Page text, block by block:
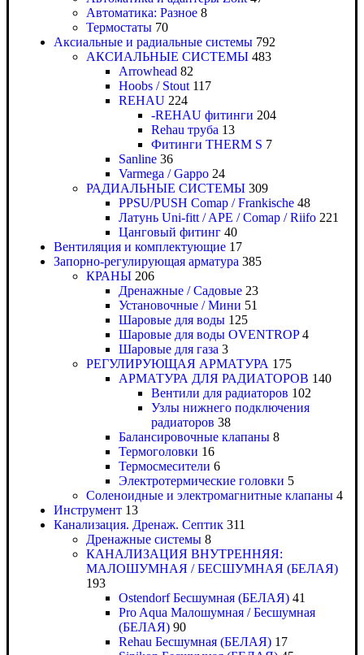
Автоматика: Разное 8
Термостаты 70
Аксиальные и радиальные системы 792
АКСИАЛЬНЫЕ СИСТЕМЫ 483
Arrowhead 82
Hoobs / Stout 117
REHAU 224
-REHAU фитинги 204
Rehau труба 13
Фитинги THERM S 7
Sanline 36
Varmega / Gappo 24
РАДИАЛЬНЫЕ СИСТЕМЫ 309
PPSU/PUSH Comap / Frankische 48
Латунь Uni-fitt / APE / Comap / Riifo 221
Цанговый фитинг 40
Вентиляция и комплектующие 17
Запорно-регулирующая арматура 385
КРАНЫ 206
Дренажные / Садовые 23
Установочные / Мини 51
Шаровые для воды 125
Шаровые для воды OVENTROP 4
Шаровые для газа 3
РЕГУЛИРУЮЩАЯ АРМАТУРА 175
АРМАТУРА ДЛЯ РАДИАТОРОВ 140
Вентили для радиаторов 102
Узлы нижнего подключения
радиаторов 38
Балансировочные клапаны 8
Термоголовки 16
Термосмесители 6
Электротермические головки 5
Соленоидные и электромагнитные клапаны 4
Инструмент 13
Канализация. Дренаж. Септик 311
Дренажные системы 8
КАНАЛИЗАЦИЯ ВНУТРЕННЯЯ:
МАЛОШУМНАЯ / БЕСШУМНАЯ (БЕЛАЯ)
193
Ostendorf Бесшумная (БЕЛАЯ) 41
Pro Aqua Малошумная / Бесшумная
(БЕЛАЯ) 90
Rehau Бесшумная (БЕЛАЯ) 17